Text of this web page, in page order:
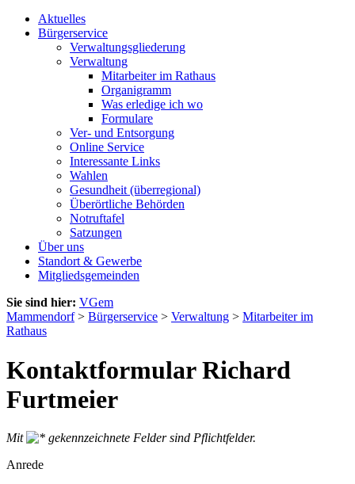
Aktuelles
Bürgerservice
Verwaltungsgliederung
Verwaltung
Mitarbeiter im Rathaus
Organigramm
Was erledige ich wo
Formulare
Ver- und Entsorgung
Online Service
Interessante Links
Wahlen
Gesundheit (überregional)
Überörtliche Behörden
Notruftafel
Satzungen
Über uns
Standort & Gewerbe
Mitgliedsgemeinden
Sie sind hier: VGem
Mammendorf> Bürgerservice > Verwaltung > Mitarbeiter im
Rathaus
Kontaktformular Richard
Furtmeier
Mit
gekennzeichnete Felder sind Pflichtfelder.
Anrede